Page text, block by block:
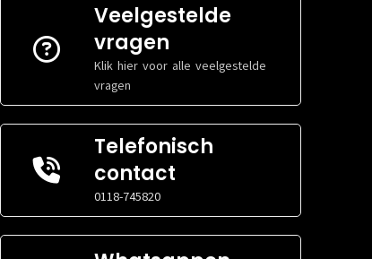
Veelgestelde
vragen
Klik hier voor alle veelgestelde
vragen
Telefonisch
contact
0118-745820